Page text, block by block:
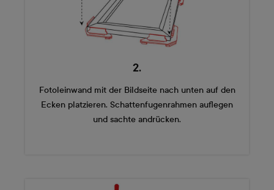
2.
Fotoleinwand mit der Bildseite nach unten auf den
Ecken platzieren. Schattenfugenrahmen auflegen
und sachte andrücken.